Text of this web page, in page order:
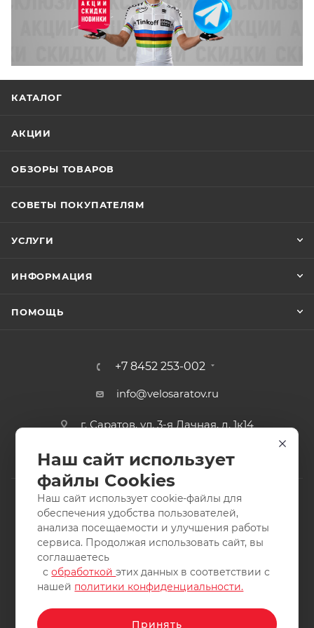
КАТАЛОГ
АКЦИИ
ОБЗОРЫ ТОВАРОВ
СОВЕТЫ ПОКУПАТЕЛЯМ
УСЛУГИ
ИНФОРМАЦИЯ
ПОМОЩЬ
+7 8452 253-002
info@velosaratov.ru
г. Саратов, ул. 3-я Дачная, д. 1к14
2011-2026 © интернет-магазин спортивных товаров
ВелоСаратов. Не является публичной офертой. Все права
защищены. Заимствование материалов и фотографий
запрещено.
Наш сайт использует
файлы Cookies
Наш сайт использует cookie-файлы для
обеспечения удобства пользователей,
анализа посещаемости и улучшения работы
сервиса. Продолжая использовать сайт, вы
соглашаетесь
собработкойэтих данных в соответствии с
нашей политики конфиденциальности.
Принять